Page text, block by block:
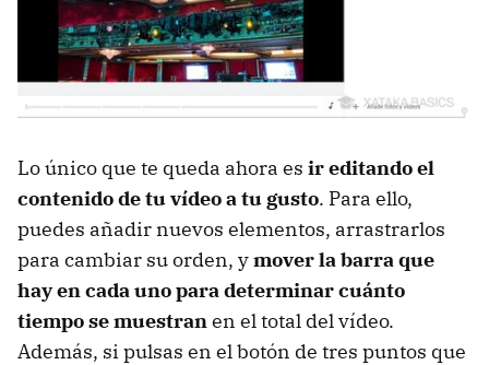
Lo único que te queda ahora es ir editando el
contenido de tu vídeo a tu gusto. Para ello,
puedes añadir nuevos elementos, arrastrarlos
para cambiar su orden, ymover la barra que
hay en cada uno para determinar cuánto
tiempo se muestranen el total del vídeo.
Además, si pulsas en el botón de tres puntos que